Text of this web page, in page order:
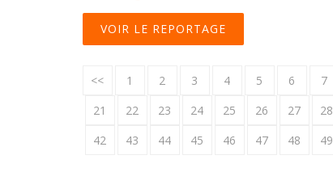
VOIR LE REPORTAGE
<< 1 2 3 4 5 6 7
21
22 23 24 25 26 27 28
42
43 44 45 46 47 48 49